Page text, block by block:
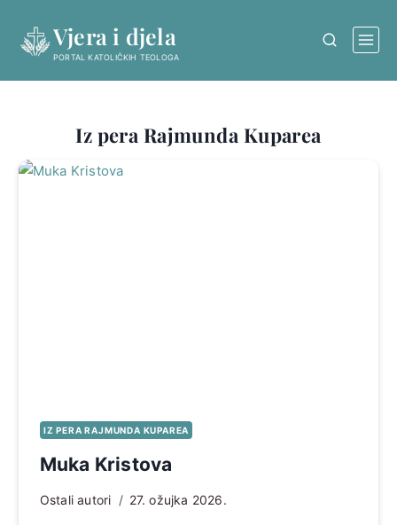
content
Vjera i djela
PORTAL KATOLIČKIH TEOLOGA
Iz pera Rajmunda Kuparea
IZ PERA RAJMUNDA KUPAREA
Muka Kristova
Ostali autori 27. ožujka 2026.